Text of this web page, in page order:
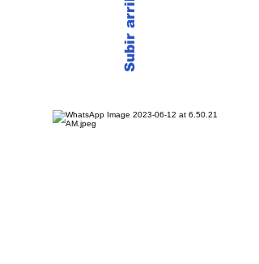
Subir arriba